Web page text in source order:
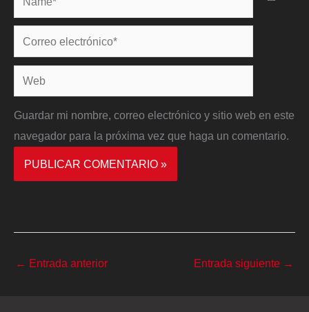
Correo
electrónico*
Web
Guardar mi nombre, correo electrónico y sitio web en este
navegador para la próxima vez que haga un comentario.
← Entrada anterior Entrada siguiente →